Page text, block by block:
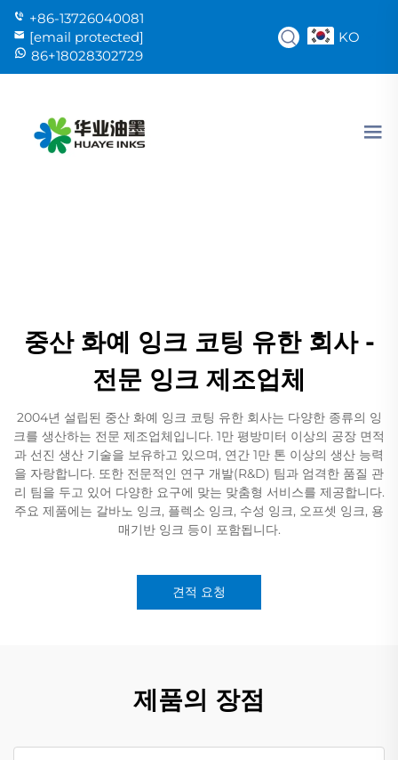
+86-13726040081
[email protected]
86+18028302729
KO
중산 화예 잉크 코팅 유한 회사 -
전문 잉크 제조업체
2004년 설립된 중산 화예 잉크 코팅 유한 회사는 다양한 종류의 잉
크를 생산하는 전문 제조업체입니다. 1만 평방미터 이상의 공장 면적
과 선진 생산 기술을 보유하고 있으며, 연간 1만 톤 이상의 생산 능력
을 자랑합니다. 또한 전문적인 연구 개발(R&D) 팀과 엄격한 품질 관
리 팀을 두고 있어 다양한 요구에 맞는 맞춤형 서비스를 제공합니다.
주요 제품에는 갈바노 잉크, 플렉소 잉크, 수성 잉크, 오프셋 잉크, 용
매기반 잉크 등이 포함됩니다.
견적 요청
제품의 장점